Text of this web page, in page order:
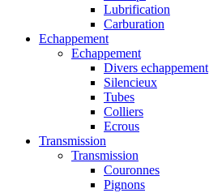
Lubrification
Carburation
Echappement
Echappement
Divers echappement
Silencieux
Tubes
Colliers
Ecrous
Transmission
Transmission
Couronnes
Pignons